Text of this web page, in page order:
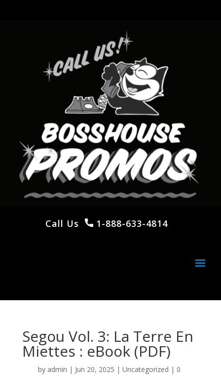
Call Us 1-888-633-4814
Segou Vol. 3: La Terre En
Miettes : eBook (PDF)
by admin | Jun 20, 2025 | Uncategorized | 0